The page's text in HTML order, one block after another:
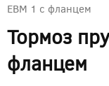
EBM 1 с фланцем
Тормоз
фланцем